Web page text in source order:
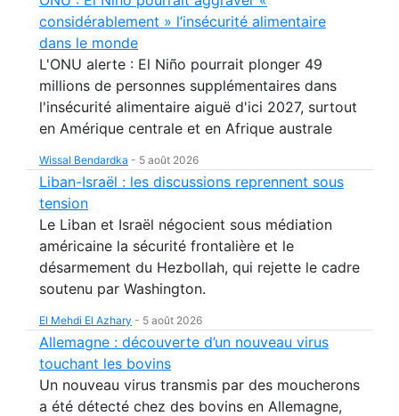
considérablement » l’insécurité alimentaire
dans le monde
L'ONU alerte : El Niño pourrait plonger 49
millions de personnes supplémentaires dans
l'insécurité alimentaire aiguë d'ici 2027, surtout
en Amérique centrale et en Afrique australe
Wissal Bendardka - 5 août 2026
Liban-Israël : les discussions reprennent sous
tension
Le Liban et Israël négocient sous médiation
américaine la sécurité frontalière et le
désarmement du Hezbollah, qui rejette le cadre
soutenu par Washington.
El Mehdi El Azhary - 5 août 2026
Allemagne : découverte d’un nouveau virus
touchant les bovins
Un nouveau virus transmis par des moucherons
a été détecté chez des bovins en Allemagne,